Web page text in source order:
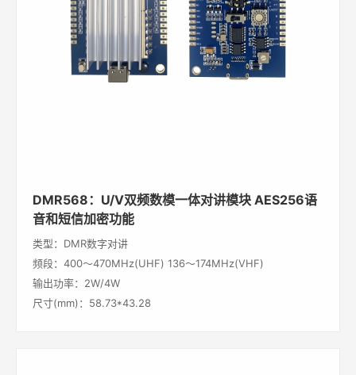
DMR568：U/V双频数模一体对讲模块 AES256语
音和短信加密功能
类型：DMR数字对讲
频段：400～470MHz(UHF) 136～174MHz(VHF)
输出功率：2W/4W
尺寸(mm)：58.73*43.28